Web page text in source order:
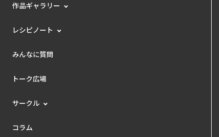
作品ギャラリー
レシピノート
みんなに質問
トーク広場
サークル
コラム